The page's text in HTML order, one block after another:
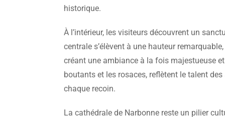
historique.
À l’intérieur, les visiteurs découvrent un
centrale s’élèvent à une hauteur
créant une ambiance à la fois majestueuse
boutants et les rosaces, reflètent le talent
chaque recoin.
La cathédrale de Narbonne reste un pilier